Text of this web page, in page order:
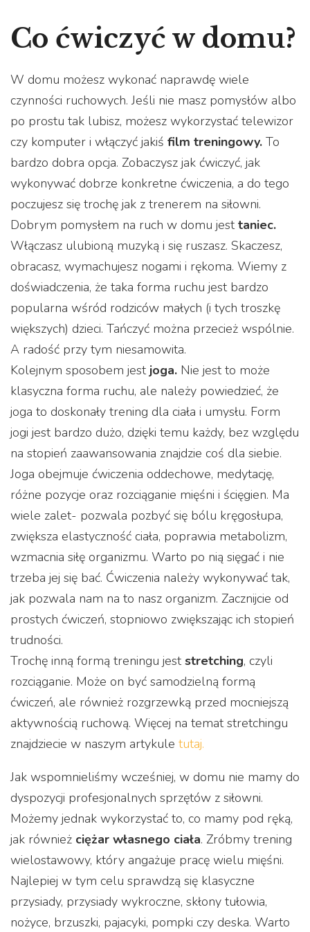
Co ćwiczyć w domu?
W domu możesz wykonać naprawdę wiele
czynności ruchowych. Jeśli nie masz pomysłów albo
po prostu tak lubisz, możesz wykorzystać telewizor
czy komputer i włączyć jakiś film treningowy. To
bardzo dobra opcja. Zobaczysz jak ćwiczyć, jak
wykonywać dobrze konkretne ćwiczenia, a do tego
poczujesz się trochę jak z trenerem na siłowni.
Dobrym pomysłem na ruch w domu jesttaniec.
Włączasz ulubioną muzyką i się ruszasz. Skaczesz,
obracasz, wymachujesz nogami i rękoma. Wiemy z
doświadczenia, że taka forma ruchu jest bardzo
popularna wśród rodziców małych (i tych troszkę
większych) dzieci. Tańczyć można przecież wspólnie.
A radość przy tym niesamowita.
Kolejnym sposobem jestjoga. Nie jest to może
klasyczna forma ruchu, ale należy powiedzieć, że
joga to doskonały trening dla ciała i umysłu. Form
jogi jest bardzo dużo, dzięki temu każdy, bez względu
na stopień zaawansowania znajdzie coś dla siebie.
Joga obejmuje ćwiczenia oddechowe, medytację,
różne pozycje oraz rozciąganie mięśni i ścięgien. Ma
wiele zalet- pozwala pozbyć się bólu kręgosłupa,
zwiększa elastyczność ciała, poprawia metabolizm,
wzmacnia siłę organizmu. Warto po nią sięgać i nie
trzeba jej się bać. Ćwiczenia należy wykonywać tak,
jak pozwala nam na to nasz organizm. Zacznijcie od
prostych ćwiczeń, stopniowo zwiększając ich stopień
trudności.
Trochę inną formą treningu jeststretching, czyli
rozciąganie. Może on być samodzielną formą
ćwiczeń, ale również rozgrzewką przed mocniejszą
aktywnością ruchową. Więcej na temat stretchingu
znajdziecie w naszym artykule tutaj.
Jak wspomnieliśmy wcześniej, w domu nie mamy do
dyspozycji profesjonalnych sprzętów z siłowni.
Możemy jednak wykorzystać to, co mamy pod ręką,
jak również ciężar własnego ciała. Zróbmy trening
wielostawowy, który angażuje pracę wielu mięśni.
Najlepiej w tym celu sprawdzą się klasyczne
przysiady, przysiady wykroczne, skłony tułowia,
nożyce, brzuszki, pajacyki, pompki czy deska. Warto